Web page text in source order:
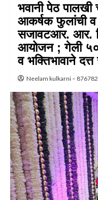
भवानी पेठ पालखी
आकर्षक फुलांची व
सजावटआर. आर.
आयोजन ; गेली ५०
व भक्तिभावाने
Neelam kulkarni –